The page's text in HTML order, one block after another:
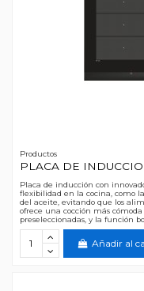
Productos
PLACA DE
Placa de inducción con
flexibilidad en la cocina, como
del aceite, evitando que los
ofrece una cocción más
preseleccionadas, y la función
Añadir al